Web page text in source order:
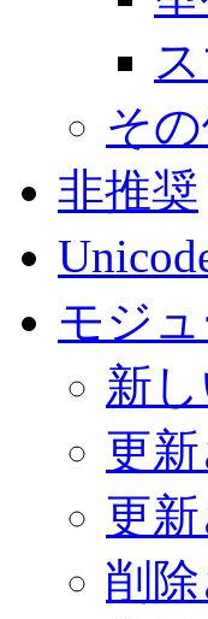
そ
非推奨
モジ
新
更
更
削